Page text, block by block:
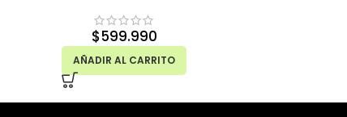
$599.990
AÑADIR AL CARRITO